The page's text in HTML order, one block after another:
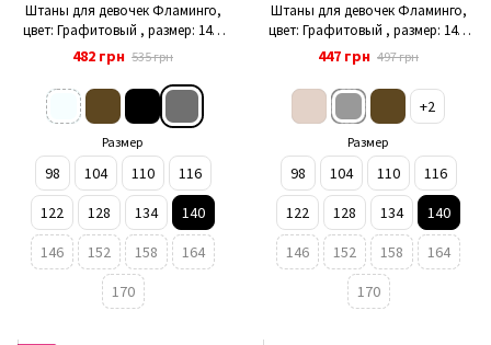
Штаны для девочек Фламинго,
цвет: Графитовый , размер: 140,
арт. 889-928
482 грн 535 грн
Размер
98 104 110
116
122
128 134
140
146
152 158
164
170
Штаны для девочек Фламинго,
цвет: Графитовый , размер: 140,
арт. 889-926
447 грн 497 грн
+2
Размер
98 104 110
116
122
128 134
140
146
152 158
164
170